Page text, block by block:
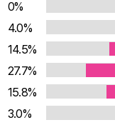
음식에 대한 욕망을
은 당뇨병 약을 반복
망에 이끌려 다녔다.
두고 현재 10년째 기
4년 뇌의 시상하부와
메커니즘을 세계 최
0%
4.0%
14.5%
27.7%
15.8%
3.0%